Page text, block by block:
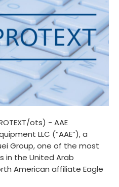
ots) - AAE
LLC (“AAE”), a
Group, one of the most
in the United Arab
American affiliate Eagle